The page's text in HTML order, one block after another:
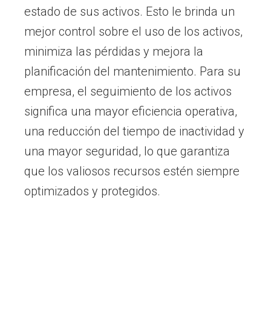
estado de sus activos. Esto le brinda un
mejor control sobre el uso de los activos,
minimiza las pérdidas y mejora la
planificación del mantenimiento. Para su
empresa, el seguimiento de los activos
significa una mayor eficiencia operativa,
una reducción del tiempo de inactividad y
una mayor seguridad, lo que garantiza
que los valiosos recursos estén siempre
optimizados y protegidos.